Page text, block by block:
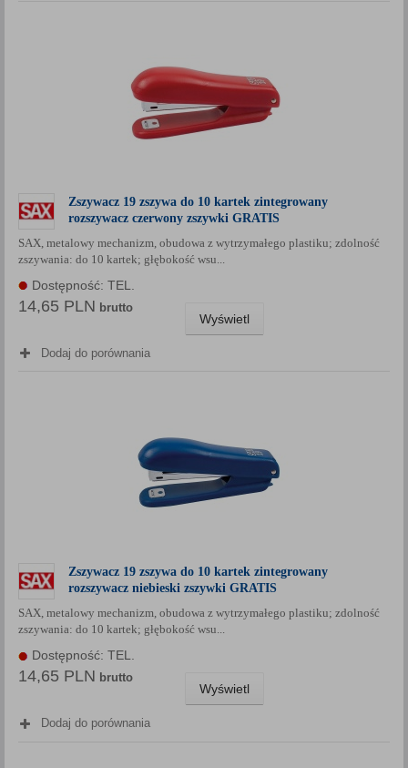
Zszywacz 19 zszywa do 10 kartek zintegrowany
rozszywacz czerwony zszywki GRATIS
SAX, metalowy mechanizm, obudowa z wytrzymałego plastiku; zdolność
zszywania: do 10 kartek; głębokość wsu...
Dostępność: TEL.
14,65 PLN brutto
Wyświetl
Dodaj do porównania
Zszywacz 19 zszywa do 10 kartek zintegrowany
rozszywacz niebieski zszywki GRATIS
SAX, metalowy mechanizm, obudowa z wytrzymałego plastiku; zdolność
zszywania: do 10 kartek; głębokość wsu...
Dostępność: TEL.
14,65 PLN brutto
Wyświetl
Dodaj do porównania